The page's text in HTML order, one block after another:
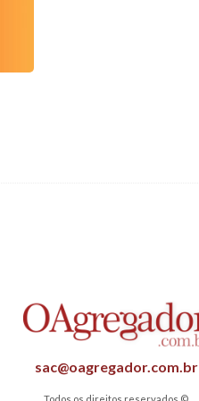
sac@oagregador.com.br